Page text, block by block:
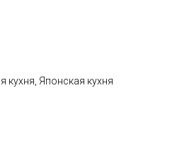
кухня, Японская кухня